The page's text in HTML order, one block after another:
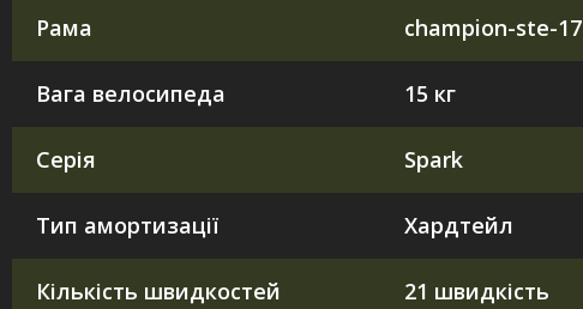
Рама champion-ste-17
Вага велосипеда 15 кг
Серія Spark
Тип амортизації Хардтейл
Кількість швидкостей 21 швидкість